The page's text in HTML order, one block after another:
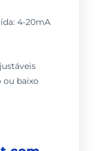
4-20mA
ou baixo